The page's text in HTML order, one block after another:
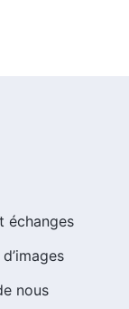
échanges
nous